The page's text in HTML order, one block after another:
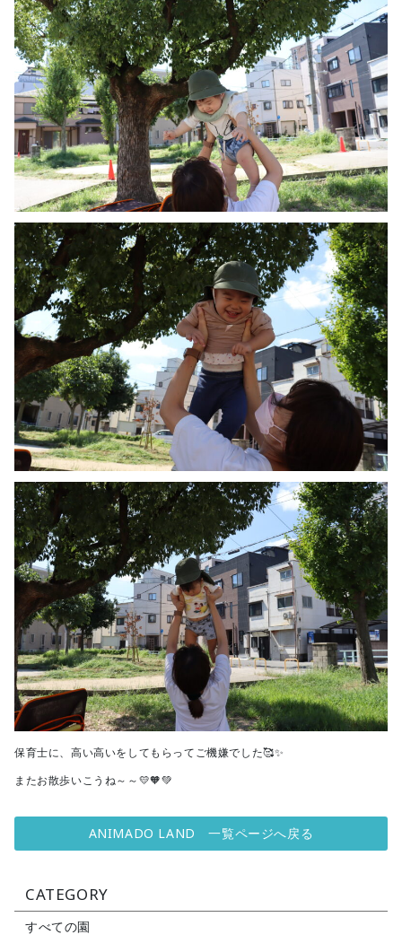
保育士に、高い高いをしてもらってご機嫌でした🥰✨
またお散歩いこうね～～💛🧡💚
ANIMADO LAND 一覧ページへ戻る
CATEGORY
すべての園